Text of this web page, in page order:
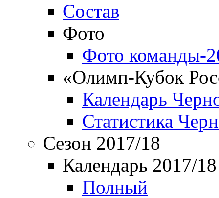
Состав
Фото
Фото команды-
«Олимп-Кубок
Календарь
Статистика
Сезон 2017/18
Календарь 2017/18
Полный